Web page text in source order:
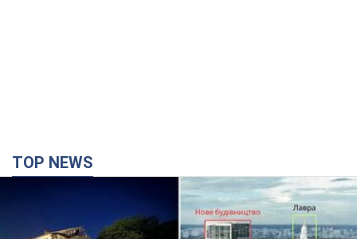
Києво-Печерську лавру закриють 80-метровим
"монстром"? Чому влада Києва відмовилась